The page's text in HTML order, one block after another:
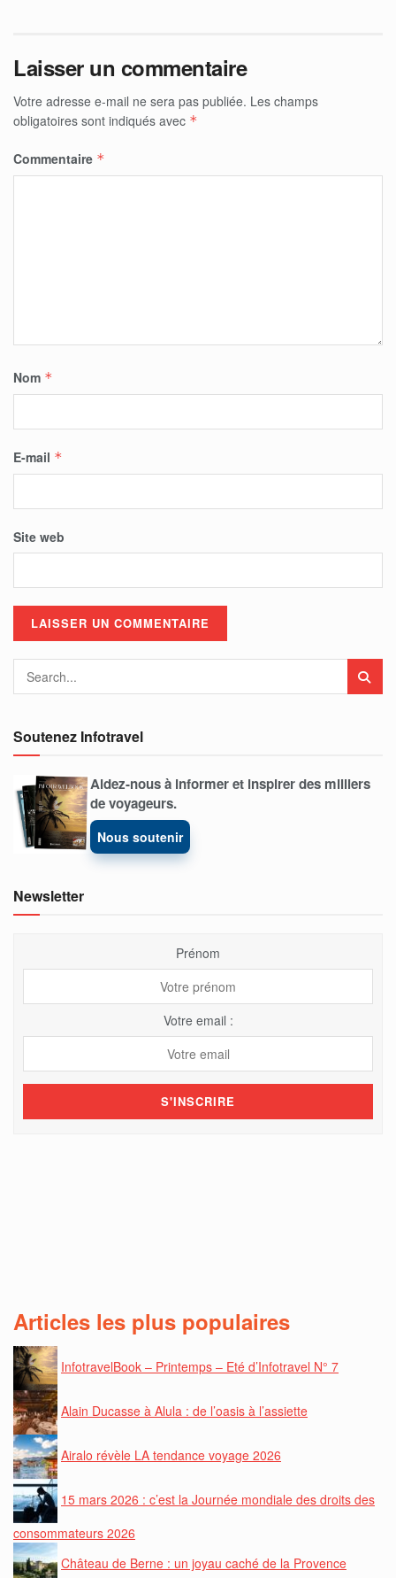
Laisser un commentaire
Votre adresse e-mail ne sera pas publiée. Les champs
obligatoires sont indiqués avec *
Commentaire *
Nom *
E-mail *
Site web
Soutenez Infotravel
Aidez-nous à informer et inspirer des milliers
de voyageurs.
Nous soutenir
Newsletter
Prénom
Votre email :
Articles les plus populaires
InfotravelBook – Printemps – Eté d’Infotravel N° 7
Alain Ducasse à Alula : de l’oasis à l’assiette
Airalo révèle LA tendance voyage 2026
15 mars 2026 : c’est la Journée mondiale des droits des
consommateurs 2026
Château de Berne : un joyau caché de la Provence